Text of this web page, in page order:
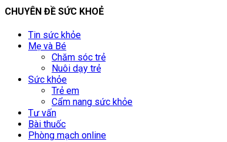
CHUYÊN ĐỀ SỨC KHOẺ
Tin sức khỏe
Mẹ và Bé
Chăm sóc trẻ
Nuôi dạy trẻ
Sức khỏe
Trẻ em
Cẩm nang sức khỏe
Tư vấn
Bài thuốc
Phòng mạch online